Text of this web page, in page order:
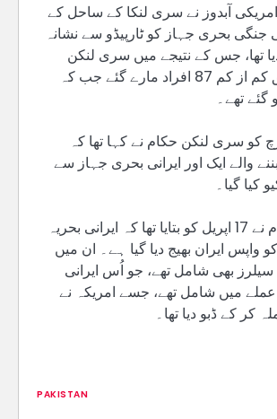
امریکی آبدوز نے سری لنکا کے ساحل کے
جنگی بحری جہاز کو ٹارپیڈو سے نشانہ
تھا، جس کے نتیجے میں سری لنکن
حکام کے مطابق کم از کم 87 افراد مارے گئے جب کہ
گئے تھے۔
کو سری لنکن حکام نے کہا تھا کہ
والے ایک اور ایرانی بحری جہاز سے
کیا گیا۔
سری لنکن حکام نے 17 اپریل کو بتایا تھا کہ ایرانی بحریہ
کو واپس ایران بھیج دیا گیا ہے۔ ان میں
سیلرز بھی شامل تھے، جو اُس ایرانی
میں شامل تھے، جسے امریکہ نے
کر کے ڈبو دیا تھا۔
PAKISTAN